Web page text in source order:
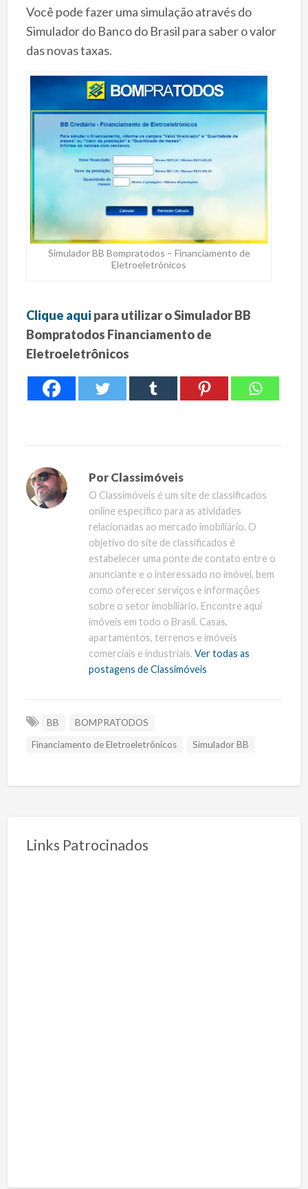
Você pode fazer uma simulação através do
Simulador do Banco do Brasil para saber o valor
das novas taxas.
Simulador BB Bompratodos – Financiamento de
Eletroeletrônicos
Clique aqui para utilizar o Simulador BB
Bompratodos Financiamento de
Eletroeletrônicos
PorClassimóveis
O Classimóveis é um site de classificados
online específico para as atividades
relacionadas ao mercado imobiliário. O
objetivo do site de classificados é
estabelecer uma ponte de contato entre o
anunciante e o interessado no imóvel, bem
como oferecer serviços e informações
sobre o setor imobiliário. Encontre aqui
imóveis em todo o Brasil. Casas,
apartamentos, terrenos e imóveis
comerciais e industriais.Ver todas as
postagens de Classimóveis
BB
BOMPRATODOS
Financiamento de Eletroeletrônicos
Simulador BB
Links Patrocinados